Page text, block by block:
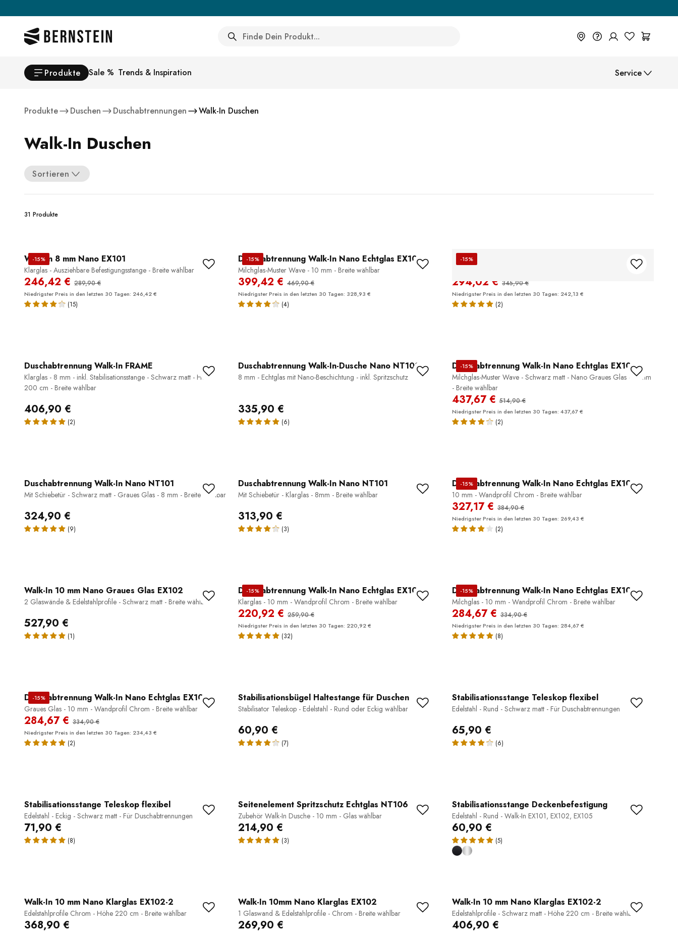
Du wünschst eine Beratung? Wir
Search
Produkte Sale % Trends & Inspiration Service
Produkte Duschen Duschabtrennungen Walk-In Duschen
Walk-In Duschen
Sortieren
31 Produkte
-15%
Walk-In 8 mm Nano EX101
Klarglas - Ausziehbare Befestigungsstange - Breite wählbar
246,42 € 289,90 €
Niedrigster Preis in den letzten 30 Tagen: 246,42 €
(15)
-15%
Duschabtrennung Walk-In Nano Echtglas EX101
Milchglas-Muster Wave - 10 mm - Breite wählbar
399,42 € 469,90 €
Niedrigster Preis in den letzten 30 Tagen: 328,93 €
(4)
-15%
Duschabtrennung Walk-In Nano EX101
294,02 € 345,90 €
Niedrigster Preis in den letzten 30 Tagen: 242,13 €
(2)
Duschabtrennung Walk-In FRAME
Klarglas - 8 mm - inkl. Stabilisationsstange - Schwarz matt - Höhe
200 cm - Breite wählbar
406,90 €
(2)
Duschabtrennung Walk-In-Dusche Nano NT109
8 mm - Echtglas mit Nano-Beschichtung - inkl. Spritzschutz
335,90 €
(6)
-15%
Duschabtrennung Walk-In Nano Echtglas EX101
Milchglas-Muster Wave - Schwarz matt - Nano Graues Glas - 10mm
- Breite wählbar
437,67 € 514,90 €
Niedrigster Preis in den letzten 30 Tagen: 437,67 €
(2)
Duschabtrennung Walk-In Nano NT101
Mit Schiebetür - Schwarz matt - Graues Glas - 8 mm - Breite wählbar
324,90 €
(9)
Duschabtrennung Walk-In Nano NT101
Mit Schiebetür - Klarglas - 8mm - Breite wählbar
313,90 €
(3)
-15%
Duschabtrennung Walk-In Nano Echtglas EX101
10 mm - Wandprofil Chrom - Breite wählbar
327,17 € 384,90 €
Niedrigster Preis in den letzten 30 Tagen: 269,43 €
(2)
Walk-In 10 mm Nano Graues Glas EX102
2 Glaswände & Edelstahlprofile - Schwarz matt - Breite wählbar
527,90 €
(1)
-15%
Duschabtrennung Walk-In Nano Echtglas EX101
Klarglas - 10 mm - Wandprofil Chrom - Breite wählbar
220,92 € 259,90 €
Niedrigster Preis in den letzten 30 Tagen: 220,92 €
(32)
-15%
Duschabtrennung Walk-In Nano Echtglas EX101
Milchglas - 10 mm - Wandprofil Chrom - Breite wählbar
284,67 € 334,90 €
Niedrigster Preis in den letzten 30 Tagen: 284,67 €
(8)
-15%
Duschabtrennung Walk-In Nano Echtglas EX101
Graues Glas - 10 mm - Wandprofil Chrom - Breite wählbar
284,67 € 334,90 €
Niedrigster Preis in den letzten 30 Tagen: 234,43 €
(2)
Stabilisationsbügel Haltestange für Duschen
Stabilisator Teleskop - Edelstahl - Rund oder Eckig wählbar
60,90 €
(7)
Stabilisationsstange Teleskop flexibel
Edelstahl - Rund - Schwarz matt - Für Duschabtrennungen
65,90 €
(6)
Stabilisationsstange Teleskop flexibel
Edelstahl - Eckig - Schwarz matt - Für Duschabtrennungen
71,90 €
(8)
Seitenelement Spritzschutz Echtglas NT106
Zubehör Walk-In Dusche - 10 mm - Glas wählbar
214,90 €
(3)
Stabilisationsstange Deckenbefestigung
Edelstahl - Rund - Walk-In EX101, EX102, EX105
60,90 €
(5)
Walk-In 10 mm Nano Klarglas EX102-2
Edelstahlprofile Chrom - Höhe 220 cm - Breite wählbar
368,90 €
Walk-In 10mm Nano Klarglas EX102
1 Glaswand & Edelstahlprofile - Chrom - Breite wählbar
269,90 €
Walk-In 10 mm Nano Klarglas EX102-2
Edelstahlprofile - Schwarz matt - Höhe 220 cm - Breite wählbar
406,90 €